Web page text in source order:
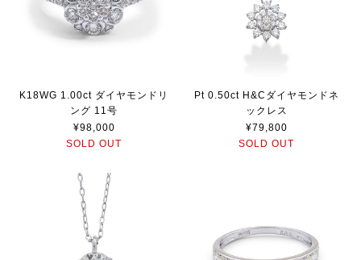
K18WG 1.00ct ダイヤモンドリ
ング 11号
¥98,000
SOLD OUT
Pt 0.50ct H&Cダイヤモンドネ
ックレス
¥79,800
SOLD OUT